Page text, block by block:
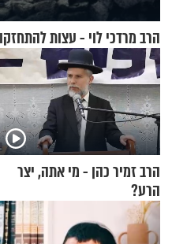
הרב מרדכי לוי - עצות
הרב זמיר כהן - מי אתה, יצר
הרע?